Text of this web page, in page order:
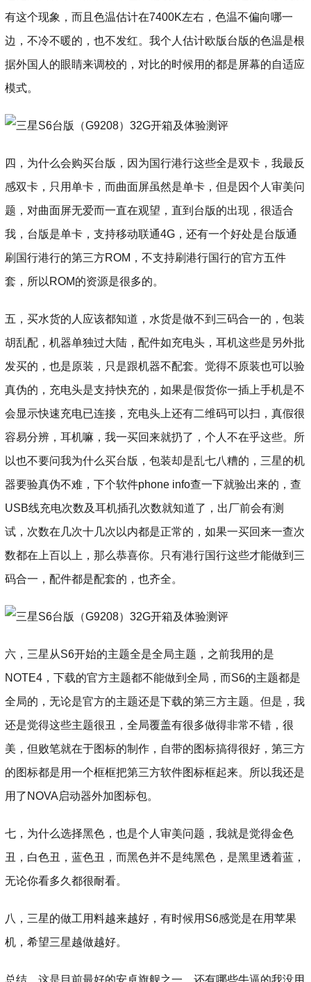
有这个现象，而且色温估计在7400K左右，色温不偏向哪一
边，不冷不暖的，也不发红。我个人估计欧版台版的色温是根
据外国人的眼睛来调校的，对比的时候用的都是屏幕的自适应
模式。
四，为什么会购买台版，因为国行港行这些全是双卡，我最反
感双卡，只用单卡，而曲面屏虽然是单卡，但是因个人审美问
题，对曲面屏无爱而一直在观望，直到台版的出现，很适合
我，台版是单卡，支持移动联通4G，还有一个好处是台版通
刷国行港行的第三方ROM，不支持刷港行国行的官方五件
套，所以ROM的资源是很多的。
五，买水货的人应该都知道，水货是做不到三码合一的，包装
胡乱配，机器单独过大陆，配件如充电头，耳机这些是另外批
发买的，也是原装，只是跟机器不配套。觉得不原装也可以验
真伪的，充电头是支持快充的，如果是假货你一插上手机是不
会显示快速充电已连接，充电头上还有二维码可以扫，真假很
容易分辨，耳机嘛，我一买回来就扔了，个人不在乎这些。所
以也不要问我为什么买台版，包装却是乱七八糟的，三星的机
器要验真伪不难，下个软件phone info查一下就验出来的，查
USB线充电次数及耳机插孔次数就知道了，出厂前会有测
试，次数在几次十几次以内都是正常的，如果一买回来一查次
数都在上百以上，那么恭喜你。只有港行国行这些才能做到三
码合一，配件都是配套的，也齐全。
六，三星从S6开始的主题全是全局主题，之前我用的是
NOTE4，下载的官方主题都不能做到全局，而S6的主题都是
全局的，无论是官方的主题还是下载的第三方主题。但是，我
还是觉得这些主题很丑，全局覆盖有很多做得非常不错，很
美，但败笔就在于图标的制作，自带的图标搞得很好，第三方
的图标都是用一个框框把第三方软件图标框起来。所以我还是
用了NOVA启动器外加图标包。
七，为什么选择黑色，也是个人审美问题，我就是觉得金色
丑，白色丑，蓝色丑，而黑色并不是纯黑色，是黑里透着蓝，
无论你看多久都很耐看。
八，三星的做工用料越来越好，有时候用S6感觉是在用苹果
机，希望三星越做越好。
总结，这是目前最好的安卓旗舰之一，还有哪些牛逼的我没用